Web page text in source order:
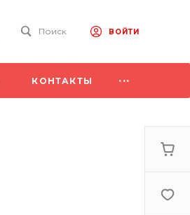
Поиск ВОЙТИ
КОНТАКТЫ ...